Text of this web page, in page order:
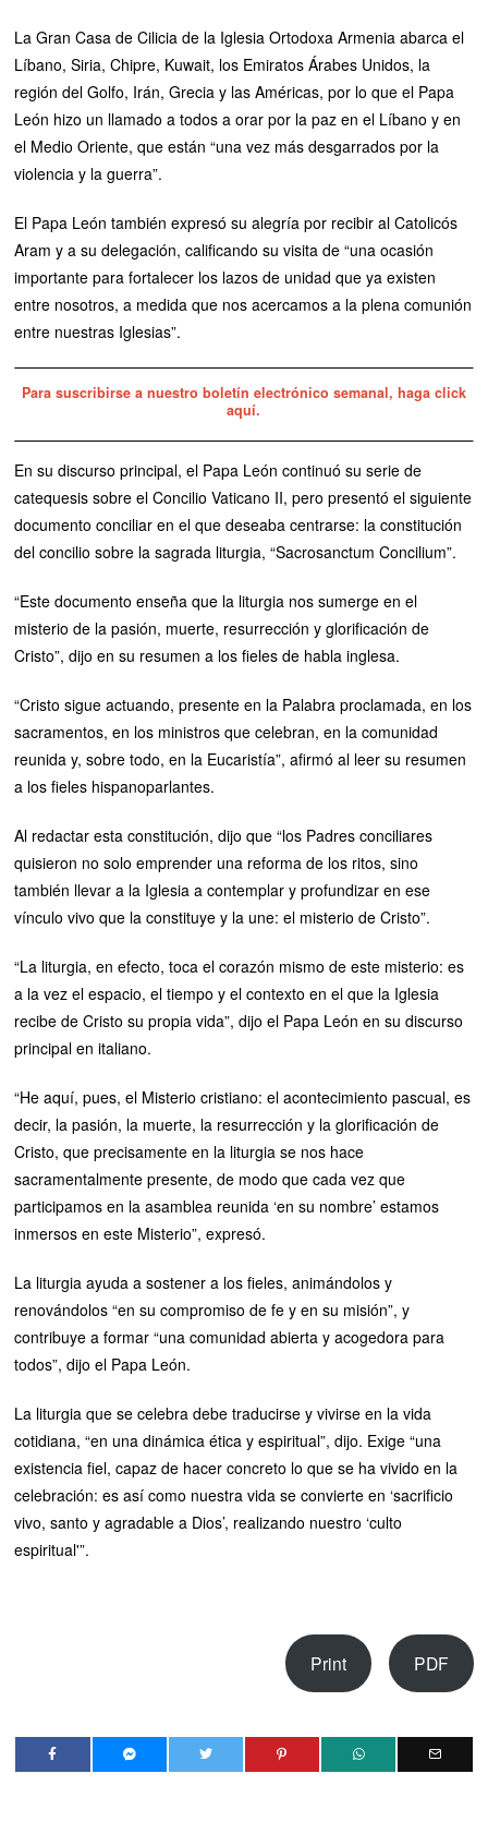
La Gran Casa de Cilicia de la Iglesia Ortodoxa Armenia abarca el
Líbano, Siria, Chipre, Kuwait, los Emiratos Árabes Unidos, la
región del Golfo, Irán, Grecia y las Américas, por lo que el Papa
León hizo un llamado a todos a orar por la paz en el Líbano y en
el Medio Oriente, que están “una vez más desgarrados por la
violencia y la guerra”.
El Papa León también expresó su alegría por recibir al Catolicós
Aram y a su delegación, calificando su visita de “una ocasión
importante para fortalecer los lazos de unidad que ya existen
entre nosotros, a medida que nos acercamos a la plena comunión
entre nuestras Iglesias”.
Para suscribirse a nuestro boletín electrónico semanal, haga click
aquí.
En su discurso principal, el Papa León continuó su serie de
catequesis sobre el Concilio Vaticano II, pero presentó el siguiente
documento conciliar en el que deseaba centrarse: la constitución
del concilio sobre la sagrada liturgia, “Sacrosanctum Concilium”.
“Este documento enseña que la liturgia nos sumerge en el
misterio de la pasión, muerte, resurrección y glorificación de
Cristo”, dijo en su resumen a los fieles de habla inglesa.
“Cristo sigue actuando, presente en la Palabra proclamada, en los
sacramentos, en los ministros que celebran, en la comunidad
reunida y, sobre todo, en la Eucaristía”, afirmó al leer su resumen
a los fieles hispanoparlantes.
Al redactar esta constitución, dijo que “los Padres conciliares
quisieron no solo emprender una reforma de los ritos, sino
también llevar a la Iglesia a contemplar y profundizar en ese
vínculo vivo que la constituye y la une: el misterio de Cristo”.
“La liturgia, en efecto, toca el corazón mismo de este misterio: es
a la vez el espacio, el tiempo y el contexto en el que la Iglesia
recibe de Cristo su propia vida”, dijo el Papa León en su discurso
principal en italiano.
“He aquí, pues, el Misterio cristiano: el acontecimiento pascual, es
decir, la pasión, la muerte, la resurrección y la glorificación de
Cristo, que precisamente en la liturgia se nos hace
sacramentalmente presente, de modo que cada vez que
participamos en la asamblea reunida ‘en su nombre’ estamos
inmersos en este Misterio”, expresó.
La liturgia ayuda a sostener a los fieles, animándolos y
renovándolos “en su compromiso de fe y en su misión”, y
contribuye a formar “una comunidad abierta y acogedora para
todos”, dijo el Papa León.
La liturgia que se celebra debe traducirse y vivirse en la vida
cotidiana, “en una dinámica ética y espiritual”, dijo. Exige “una
existencia fiel, capaz de hacer concreto lo que se ha vivido en la
celebración: es así como nuestra vida se convierte en ‘sacrificio
vivo, santo y agradable a Dios’, realizando nuestro ‘culto
espiritual'”.
Print PDF